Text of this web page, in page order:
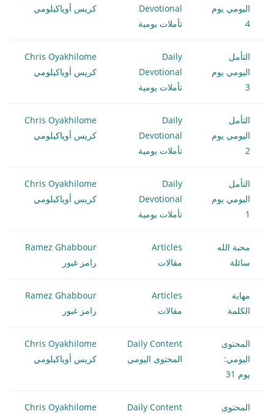
اليومي يوم
4
Devotional
تأملات يومية
كريس أوياكيلومي
التأمل
اليومي يوم
3
Daily
Devotional
تأملات يومية
Chris Oyakhilome
كريس أوياكيلومي
التأمل
اليومي يوم
2
Daily
Devotional
تأملات يومية
Chris Oyakhilome
كريس أوياكيلومي
التأمل
اليومي يوم
1
Daily
Devotional
تأملات يومية
Chris Oyakhilome
كريس أوياكيلومي
محبة الله
سائلة
Articles
مقالات
Ramez Ghabbour
رامز غبور
مهابة
الكلمة
Articles
مقالات
Ramez Ghabbour
رامز غبور
المحتوى
اليومي:
يوم 31
Daily Content
المحتوى اليومي
Chris Oyakhilome
كريس أوياكيلومي
المحتوى Daily Content
Chris Oyakhilome